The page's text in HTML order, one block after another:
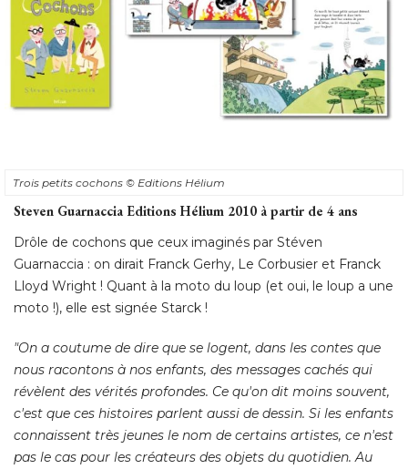
Trois petits cochons © Editions Hélium
Steven Guarnaccia Editions Hélium 2010 à partir de 4 ans
Drôle de cochons que ceux imaginés par Stéven
Guarnaccia : on dirait Franck Gerhy, Le Corbusier et Franck
Lloyd Wright ! Quant à la moto du loup (et oui, le loup a une
moto !), elle est signée Starck !
"On a coutume de dire que se logent, dans les contes que
nous racontons à nos enfants, des messages cachés qui
révèlent des vérités profondes. Ce qu'on dit moins souvent,
c'est que ces histoires parlent aussi de dessin. Si les enfants
connaissent très jeunes le nom de certains artistes, ce n'est
pas le cas pour les créateurs des objets du quotidien. Au